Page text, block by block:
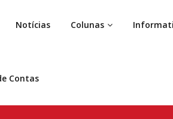
Notícias Colunas
Contas